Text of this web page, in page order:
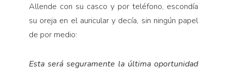
Allende con su casco y por teléfono, escondía
su oreja en el auricular y decía, sin ningún papel
de por medio:
Esta será seguramente la última oportunidad